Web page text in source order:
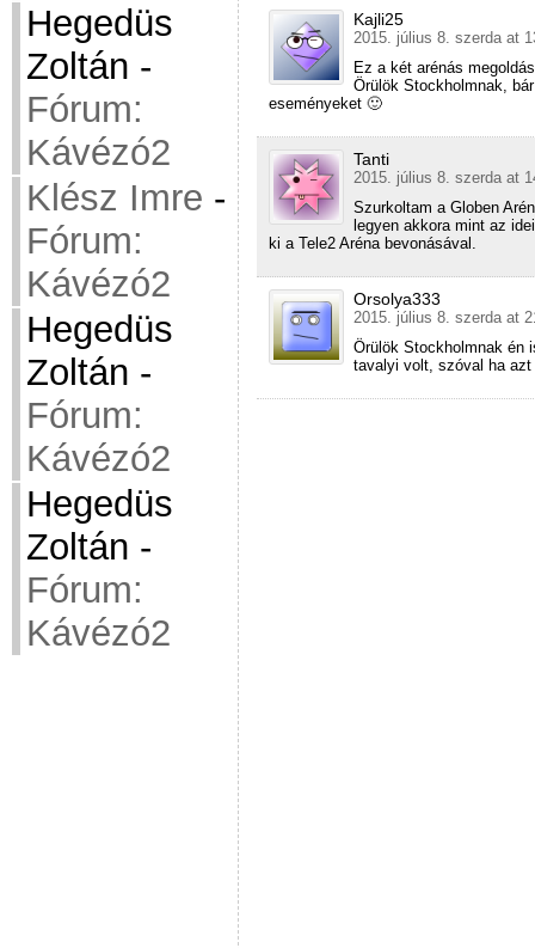
Hegedüs
Zoltán -
Fórum:
Kávézó2
Klész Imre -
Fórum:
Kávézó2
Hegedüs
Zoltán -
Fórum:
Kávézó2
Hegedüs
Zoltán -
Fórum:
Kávézó2
Kajli25
2015. július 8. szerda at
Ez a két arénás
Örülök Stockholmnak,
eseményeket 🙂
Tanti
2015. július 8. szerda at
Szurkoltam a Globen
legyen akkora mint az
ki a Tele2 Aréna bevonásával.
Orsolya333
2015. július 8. szerda at
Örülök Stockholmnak én
tavalyi volt, szóval ha